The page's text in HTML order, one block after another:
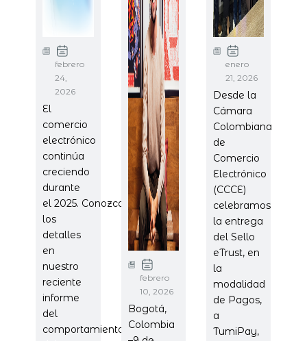
febrero
24,
2026
El
comercio
electrónico
continúa
creciendo
durante
el 2025. Conozca
los
detalles
en
nuestro
reciente
informe
del
comportamiento
febrero
10, 2026
Bogotá,
Colombia
enero
21, 2026
Desde la
Cámara
Colombiana
de
Comercio
Electrónico
(CCCE)
celebramos
la entrega
del Sello
eTrust, en
la
modalidad
de Pagos,
a
TumiPay,